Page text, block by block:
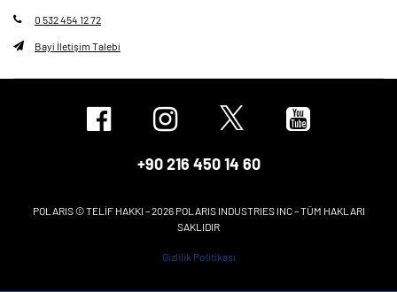
0 532 454 12 72
Bayi İletişim Talebi
+90 216 450 14 60
POLARIS © TELİF HAKKI – 2026 POLARIS INDUSTRIES INC – TÜM HAKLARI
SAKLIDIR
Gizlilik Politikası